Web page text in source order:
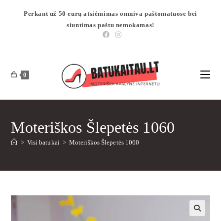
Perkant už 50 eurų atsiėmimas omniva paštomatuose bei
siuntimas paštu nemokamas!
0
Moteriškos Šlepetės 1060
> Visi batukai > Moteriškos Šlepetės 1060